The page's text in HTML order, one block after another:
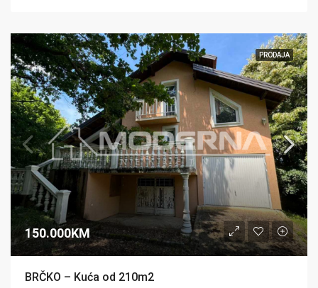
PRODAJA
150.000KM
BRČKO – Kuća od 210m2